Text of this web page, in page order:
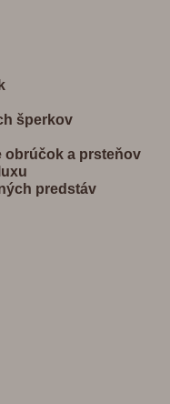
šperkov
obrúčok a prsteňov
predstáv